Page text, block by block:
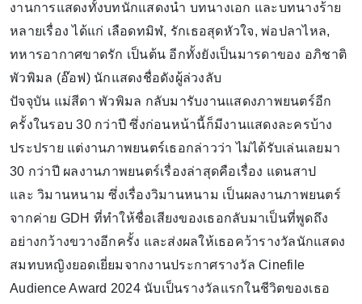
งานการแสดงทั้งบทนักแสดงนำ บทนางเอก และบทนางร้าย
หลายเรื่อง ได้แก่ เลือดทมิฬ, รักเธอสุดหัวใจ, พ่อปลาไหล,
ทหารอากาศขาดรัก เป็นต้น อีกทั้งยังเป็นมารดาของ อภิชาติ
พัวพิมล (อ๊อฟ) นักแสดงชื่อดังผู้ล่วงลับ
ปัจจุบัน แม่สีดา พัวพิมล กลับมารับงานแสดงภาพยนตร์อีก
ครั้งในรอบ 30 กว่าปี ซึ่งก่อนหน้านี้ก็มีงานแสดงละครบ้าง
ประปราย แต่งานภาพยนตร์เธอกล่าวว่า ไม่ได้รับเล่นเลยมา
30 กว่าปี ผลงานภาพยนตร์เรื่องล่าสุดคือเรื่อง แดนสาป
และ วิมานหนาม ซึ่งเรื่องวิมานหนาม เป็นผลงานภาพยนตร์
จากค่าย GDH ที่ทำให้ชื่อเสียงของเธอกลับมาเป็นที่พูดถึง
อย่างกว้างขวางอีกครั้ง และส่งผลให้เธอคว้ารางวัลนักแสดง
สมทบหญิงยอดเยี่ยมจากงานประกาศรางวัล Cinefile
Audience Award 2024 นับเป็นรางวัลแรกในชีวิตของเธอ